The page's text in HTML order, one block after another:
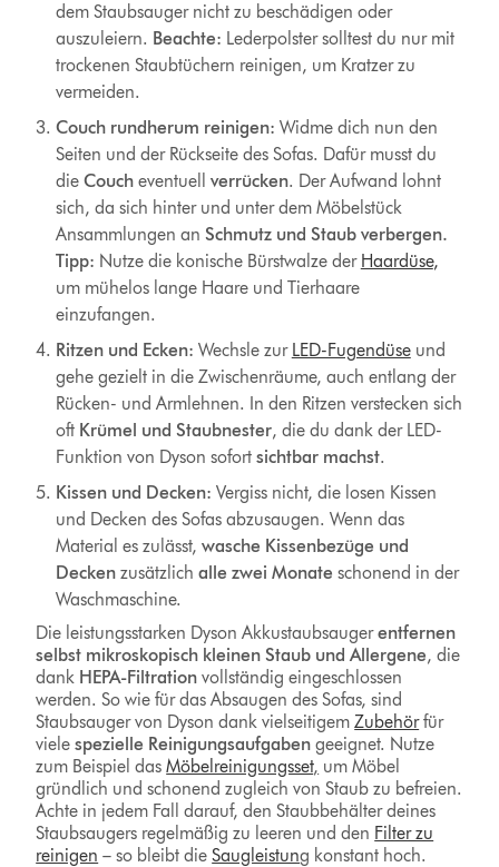
dem Staubsauger nicht zu beschädigen oder
auszuleiern. Beachte: Lederpolster solltest du nur mit
trockenen Staubtüchern reinigen, um Kratzer zu
vermeiden.
Couch rundherum reinigen: Widme dich nun den
Seiten und der Rückseite des Sofas. Dafür musst du
die Coucheventuell verrücken. Der Aufwand lohnt
sich, da sich hinter und unter dem Möbelstück
Ansammlungen an Schmutz und Staub verbergen.
Tipp: Nutze die konische Bürstwalze der Haardüse,
um mühelos lange Haare und Tierhaare
einzufangen.
Ritzen und Ecken: Wechsle zur LED-Fugendüseund
gehe gezielt in die Zwischenräume, auch entlang der
Rücken- und Armlehnen. In den Ritzen verstecken sich
oft Krümel und Staubnester, die du dank der LED-
Funktion von Dyson sofort sichtbar machst.
Kissen und Decken: Vergiss nicht, die losen Kissen
und Decken des Sofas abzusaugen. Wenn das
Material es zulässt, wasche Kissenbezüge und
Deckenzusätzlich alle zwei Monate schonend in der
Waschmaschine.
Die leistungsstarken Dyson Akkustaubsaugerentfernen
selbst mikroskopisch kleinen Staub und Allergene, die
dank HEPA-Filtration vollständig eingeschlossen
werden. So wie für das Absaugen des Sofas, sind
Staubsauger von Dyson dank vielseitigemZubehörfür
vielespezielle Reinigungsaufgabengeeignet. Nutze
zum Beispiel dasMöbelreinigungsset, um Möbel
gründlich und schonend zugleich von Staub zu befreien.
Achte in jedem Fall darauf, den Staubbehälter deines
Staubsaugers regelmäßig zu leeren und den Filter zu
reinigen – so bleibt dieSaugleistung konstant hoch.